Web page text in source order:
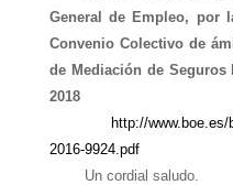
General de Empleo, por
Convenio Colectivo de
de Mediación de Seguros
2018
http://
2016-9924.pdf
Un cordial saludo.